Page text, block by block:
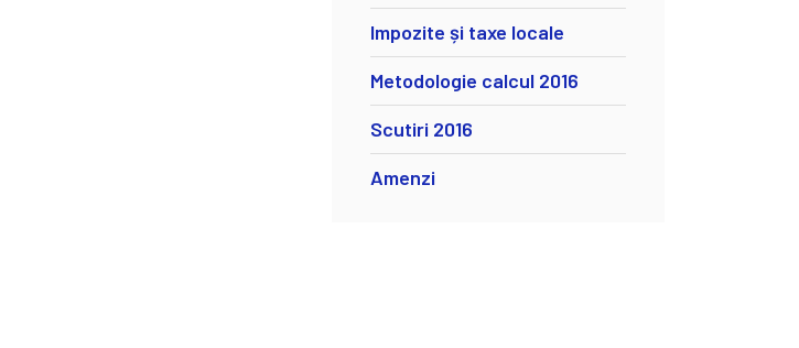
Impozite și taxe locale
Metodologie calcul 2016
Scutiri 2016
Amenzi